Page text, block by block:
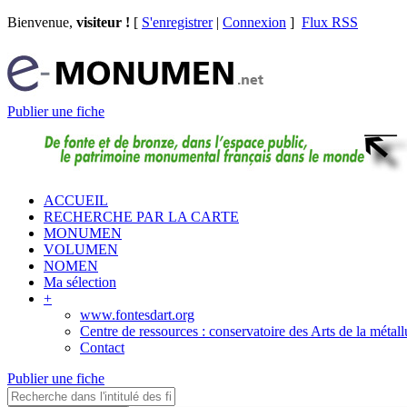
Bienvenue, visiteur ! [ S'enregistrer| Connexion ] Flux RSS
Publier une fiche
ACCUEIL
RECHERCHE PAR LA CARTE
MONUMEN
VOLUMEN
NOMEN
Ma sélection
+
www.fontesdart.org
Centre de ressources : conservatoire des Arts de la
Contact
Publier une fiche